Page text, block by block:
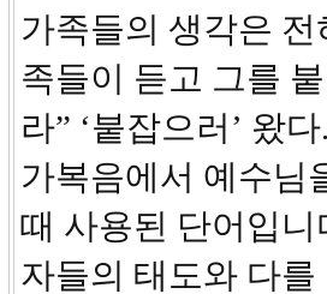
가족들의 생각은
족들이 듣고 그를
라” ‘붙잡으러’ 왔
가복음에서 예수님
때 사용된 단어입
자들의 태도와 다